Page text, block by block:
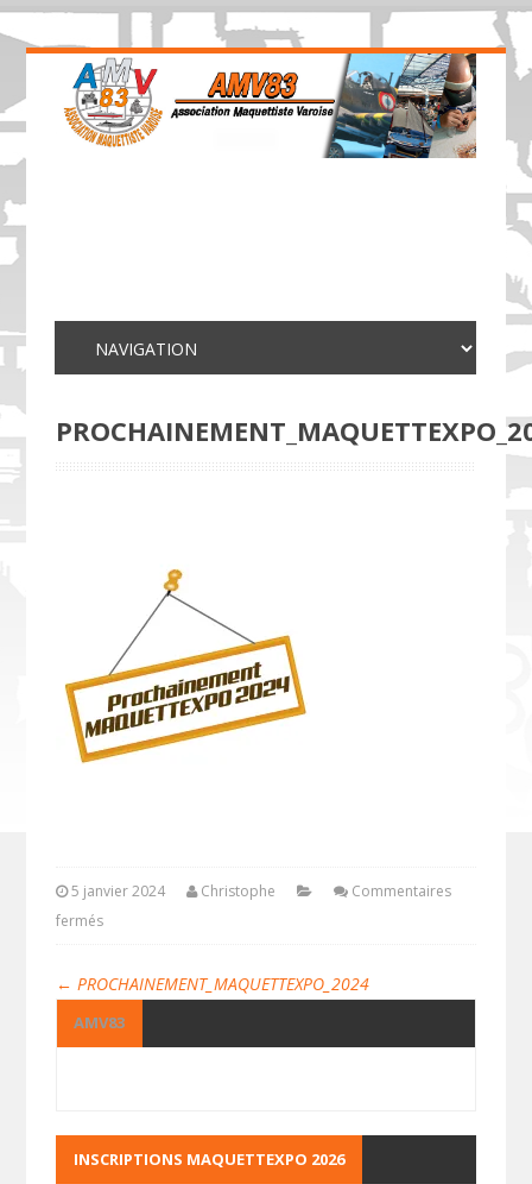
5 janvier 2024 Christophe
Commentaires
fermés
← PROCHAINEMENT_MAQUETTEXPO_2024
AMV83
INSCRIPTIONS MAQUETTEXPO 2026